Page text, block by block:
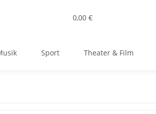
0,00 €
Sport Theater & Film